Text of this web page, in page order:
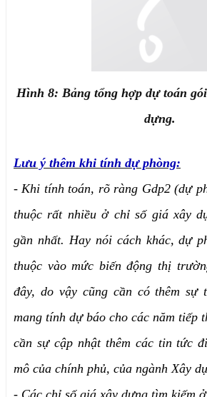
Hình 8: Bảng tổng hợp dự toán
dựng.
Lưu ý thêm khi tính dự phòng:
-Khi tính toán, rõ ràng Gdp2 (dự
thuộc rất nhiều ở chỉ số giá xây
gần nhất. Hay nói cách khác, dự
thuộc vào mức biến động thị
đây, do vậy cũng cần có thêm sự
mang tính dự báo cho các năm tiếp
cần sự cập nhật thêm các tin tức
mô của chính phủ, của ngành Xây